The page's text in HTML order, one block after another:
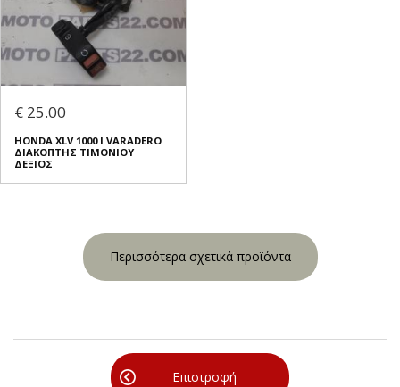
€ 25.00
HONDA XLV 1000 I VARADERO
ΔΙΑΚΟΠΤΗΣ ΤΙΜΟΝΙΟΥ
ΔΕΞΙΟΣ
Περισσότερα σχετικά προϊόντα
Επιστροφή